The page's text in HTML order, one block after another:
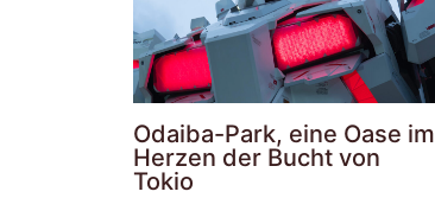
Odaiba-Park, eine Oase im
Herzen der Bucht von
Tokio